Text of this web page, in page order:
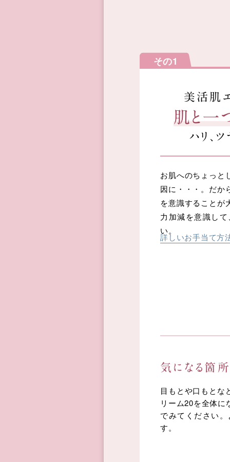
その1
美活肌
肌と一
ハリ、
お肌へのちょっと
因に・・・。だか
を意識することが
力加減を意識し
い。
詳しいお手当て方
気になる箇所
目もとや口もとな
リーム20を全体
でみてください
す。